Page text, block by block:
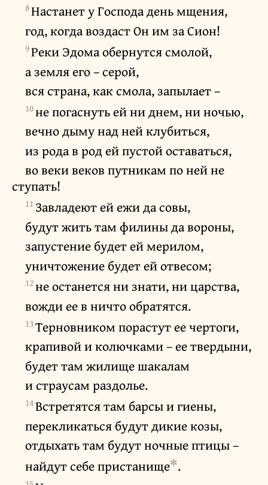
8Настанет у Господа день мщения,
год, когда воздаст Он им за Сион!
9Реки Эдома обернутся смолой,
а земля его – серой,
вся страна, как смола, запылает –
10не погаснуть ей ни днем, ни ночью,
вечно дыму над ней клубиться,
из рода в род ей пустой оставаться,
во веки веков путникам по ней не
ступать!
11Завладеют ей ежи да совы,
будут жить там филины да вороны,
запустение будет ей мерилом,
уничтожение будет ей отвесом;
12не останется ни знати, ни царства,
вожди ее в ничто обратятся.
13Терновником порастут ее чертоги,
крапивой и колючками – ее твердыни,
будет там жилище шакалам
и страусам раздолье.
14Встретятся там барсы и гиены,
перекликаться будут дикие козы,
отдыхать там будут ночные птицы –
найдут себе пристанище✻.